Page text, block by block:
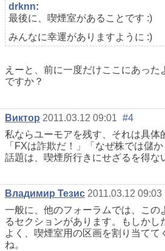
drknn:
最後に、喫煙室があることです :)
みんなに幸運がありますように :)
えーと、前に一度だけここにあった
ですか？
Виктор 2011.03.12 09:01 #4
私ならユーモアを残す、それは具体
「FXは詐欺だ！」「なぜ株では儲
話題は、喫煙所行きにせざるを得な
Владимир Тезис 2011.03.12 09:03
一般に、他のフォーラムでは、この
るセクションがあります。もしかし
よく、喫煙室用の区画を割り当てて
ね。